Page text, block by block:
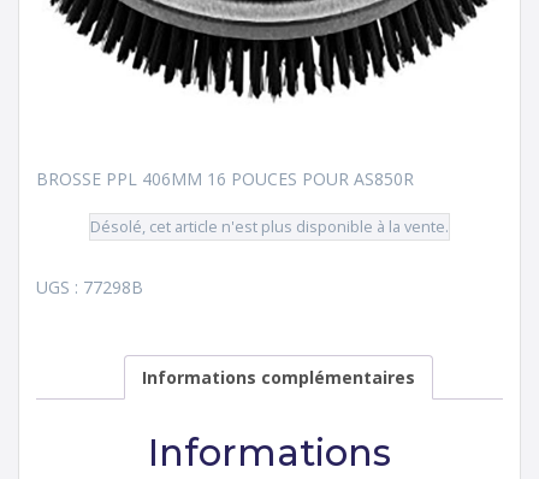
BROSSE PPL 406MM 16 POUCES POUR AS850R
Désolé, cet article n'est plus disponible à la vente.
UGS : 77298B
Informations complémentaires
Informations